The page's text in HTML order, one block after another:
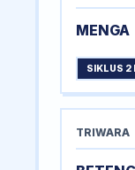
MENGA
SIKLUS 2
TRIWARA